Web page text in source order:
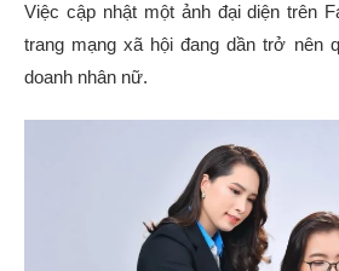
Việc cập nhật một ảnh đại diện trên
trang mạng xã hội đang dần trở nên
doanh nhân nữ.